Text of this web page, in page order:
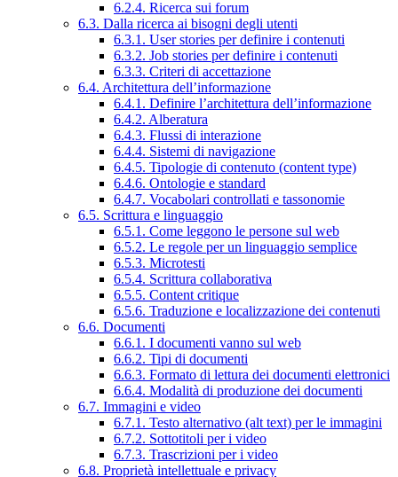
6.2.4. Ricerca sui forum
6.3. Dalla ricerca ai bisogni degli utenti
6.3.1. User stories per definire i contenuti
6.3.2. Job stories per definire i contenuti
6.3.3. Criteri di accettazione
6.4. Architettura dell’informazione
6.4.1. Definire l’architettura dell’informazione
6.4.2. Alberatura
6.4.3. Flussi di interazione
6.4.4. Sistemi di navigazione
6.4.5. Tipologie di contenuto (content type)
6.4.6. Ontologie e standard
6.4.7. Vocabolari controllati e tassonomie
6.5. Scrittura e linguaggio
6.5.1. Come leggono le persone sul web
6.5.2. Le regole per un linguaggio semplice
6.5.3. Microtesti
6.5.4. Scrittura collaborativa
6.5.5. Content critique
6.5.6. Traduzione e localizzazione dei contenuti
6.6. Documenti
6.6.1. I documenti vanno sul web
6.6.2. Tipi di documenti
6.6.3. Formato di lettura dei documenti elettronici
6.6.4. Modalità di produzione dei documenti
6.7. Immagini e video
6.7.1. Testo alternativo (alt text) per le immagini
6.7.2. Sottotitoli per i video
6.7.3. Trascrizioni per i video
6.8. Proprietà intellettuale e privacy